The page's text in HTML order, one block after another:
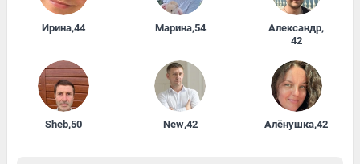
Ирина,44 Марина,54 Александр,
42
Sheb,50 New,42 Алёнушка,42